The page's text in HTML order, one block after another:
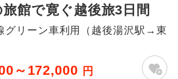
館で寛ぐ越後旅3日間
グリーン車利用（越後湯沢駅→東
～172,000 円
バスガイドが乗務し、車内での観光案内
があります。